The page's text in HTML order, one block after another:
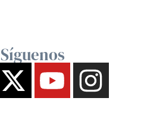
Síguenos